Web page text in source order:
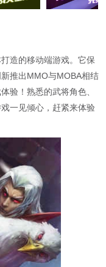
造的移动端游戏。它保
推出MMO与MOBA相结
验！熟悉的武将角色、
一见倾心，赶紧来体验